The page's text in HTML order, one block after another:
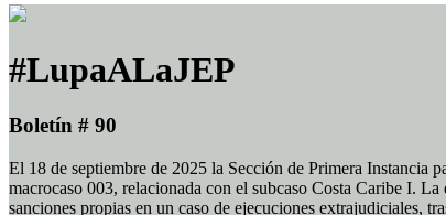
#LupaALaJEP
Boletín # 90
El 18 de septiembre de 2025 la Sección de Primera Instancia
macrocaso 003, relacionada con el subcaso Costa Caribe I.
sanciones propias en un caso de ejecuciones extrajudiciales,